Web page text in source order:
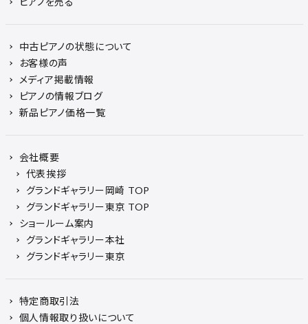
中古ピアノの状態について
お客様の声
メディア掲載情報
ピアノの情報ブログ
新品ピアノ価格一覧
会社概要
代表挨拶
グランドギャラリー岡崎 TOP
グランドギャラリー東京 TOP
ショールーム案内
グランドギャラリー本社
グランドギャラリー東京
特定商取引法
個人情報取り扱いについて